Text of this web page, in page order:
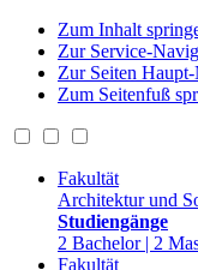
Zum Inhalt
Zur Service-
Zur Seiten
Zum Seitenfuß
Fakultät
Architektur und
Studiengänge
2 Bachelor | 2
Fakultät